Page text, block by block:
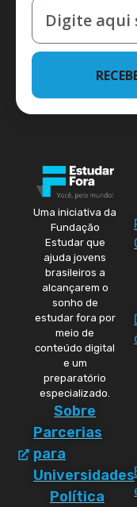
Uma iniciativa da
Fundação
Estudar que
ajuda jovens
brasileiros a
alcançarem o
sonho de
estudar fora por
meio de
conteúdo digital
e um
preparatório
especializado.
Sobre
Parcerias
para
Universidades
Política